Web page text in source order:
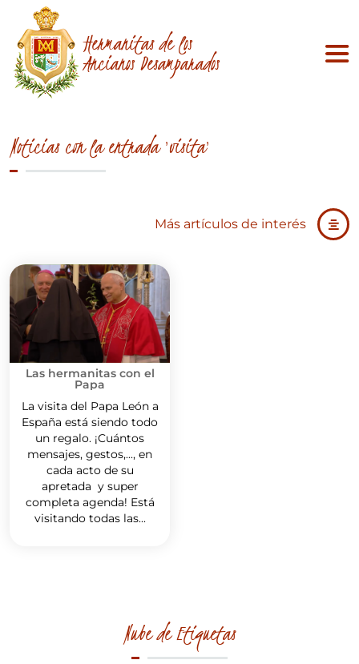
Hermanitas de los
Ancianos Desamparados
Noticias con la entrada 'visita'
Más artículos de interés
Las hermanitas con el
Papa
La visita del Papa León a
España está siendo todo
un regalo. ¡Cuántos
mensajes, gestos,..., en
cada acto de su
apretada y super
completa agenda! Está
visitando todas las...
Nube de Etiquetas